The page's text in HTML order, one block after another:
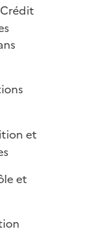
et
et